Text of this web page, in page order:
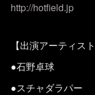
http://hotfield.jp
【出演アーティスト
●石野卓球
●スチャダラパー